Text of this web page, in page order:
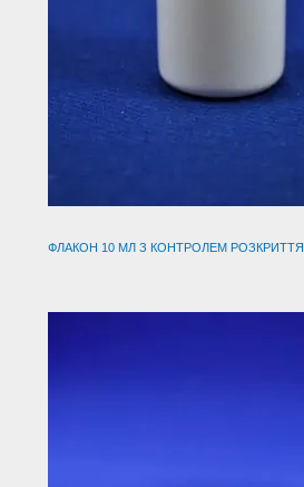
ФЛАКОН 10 МЛ З КОНТРОЛЕМ РОЗКРИТТЯ